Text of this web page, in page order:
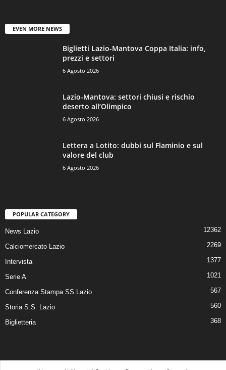
EVEN MORE NEWS
Biglietti Lazio-Mantova Coppa Italia: info,
prezzi e settori
6 Agosto 2026
Lazio-Mantova: settori chiusi e rischio
deserto all’Olimpico
6 Agosto 2026
Lettera a Lotito: dubbi sul Flaminio e sul
valore del club
6 Agosto 2026
POPULAR CATEGORY
News Lazio 12362
Calciomercato Lazio 2269
Intervista 1377
Serie A 1021
Conferenza Stampa SS.Lazio 567
Storia S.S. Lazio 560
Biglietteria 368